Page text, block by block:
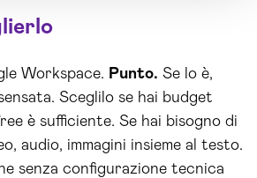
Workspace. Punto. Se lo è,
Sceglilo se hai budget
è sufficiente. Se hai bisogno di
audio, immagini insieme al testo.
senza configurazione tecnica